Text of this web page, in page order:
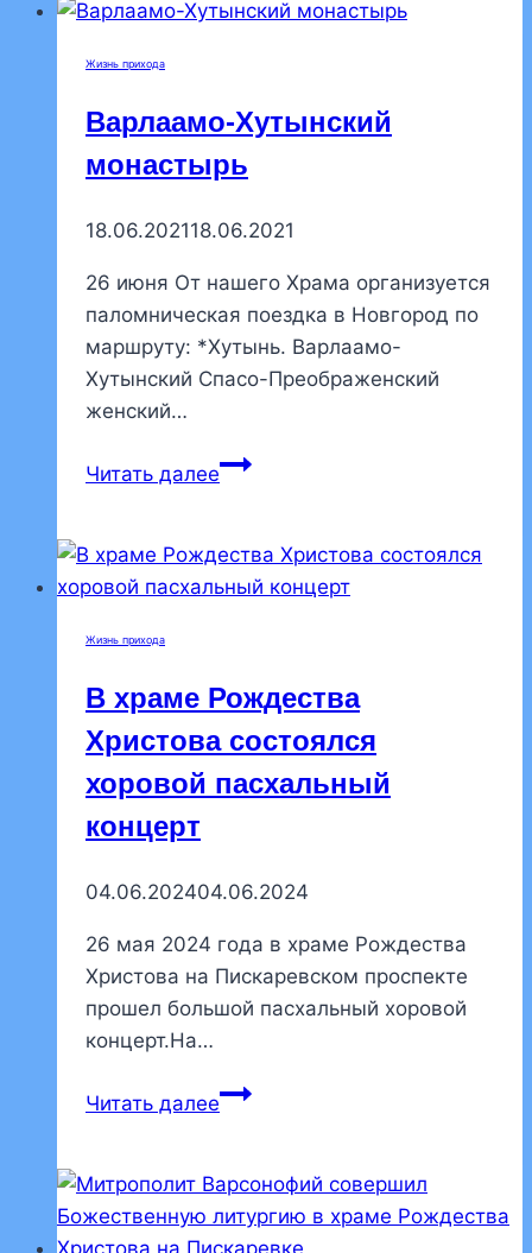
Рождество
Жизнь прихода
Варлаамо-Хутынский
монастырь
18.06.202118.06.2021
26 июня От нашего Храма организуется
паломническая поездка в Новгород по
маршруту: *Хутынь. Варлаамо-
Хутынский Спасо-Преображенский
женский…
Читать далееВарлаамо-
Жизнь прихода
В храме Рождества
Христова состоялся
хоровой пасхальный
концерт
04.06.202404.06.2024
26 мая 2024 года в храме Рождества
Христова на Пискаревском проспекте
прошел большой пасхальный хоровой
концерт.На…
Читать далееВ
Христова
состоялся